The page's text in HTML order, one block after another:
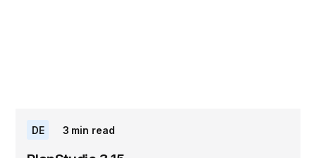
DE 3 min read